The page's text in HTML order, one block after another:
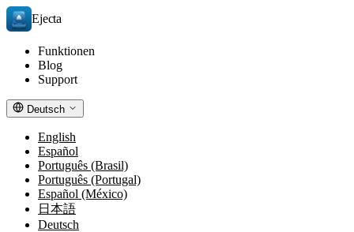
Ejecta
Funktionen
Blog
Support
Deutsch
English
Español
Português (Brasil)
Português (Portugal)
Español (México)
日本語
Deutsch